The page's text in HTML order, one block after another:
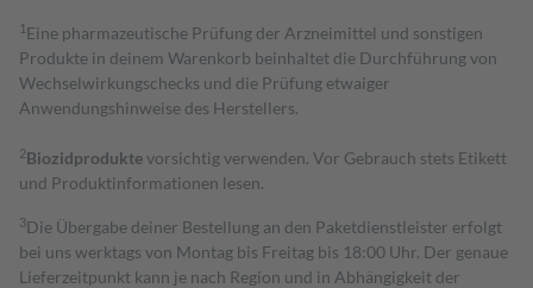
1 Eine pharmazeutische Prüfung der Arzneimittel und sonstigen
Produkte in deinem Warenkorb beinhaltet die Durchführung von
Wechselwirkungschecks und die Prüfung etwaiger
Anwendungshinweise des Herstellers.
2Biozidproduktevorsichtig verwenden. Vor Gebrauch stets Etikett
und Produktinformationen lesen.
3Die Übergabe deiner Bestellung an den Paketdienstleister erfolgt
bei uns werktags von Montag bis Freitag bis 18:00 Uhr. Der genaue
Lieferzeitpunkt kann je nach Region und in Abhängigkeit der